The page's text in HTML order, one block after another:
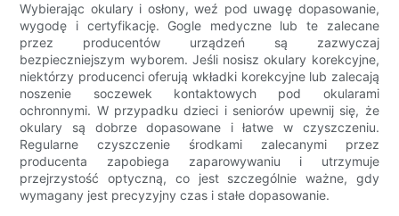
Wybierając okulary i osłony, weź pod uwagę dopasowanie,
wygodę i certyfikację. Gogle medyczne lub te zalecane
przez producentów urządzeń są zazwyczaj
bezpieczniejszym wyborem. Jeśli nosisz okulary korekcyjne,
niektórzy producenci oferują wkładki korekcyjne lub zalecają
noszenie soczewek kontaktowych pod okularami
ochronnymi. W przypadku dzieci i seniorów upewnij się, że
okulary są dobrze dopasowane i łatwe w czyszczeniu.
Regularne czyszczenie środkami zalecanymi przez
producenta zapobiega zaparowywaniu i utrzymuje
przejrzystość optyczną, co jest szczególnie ważne, gdy
wymagany jest precyzyjny czas i stałe dopasowanie.